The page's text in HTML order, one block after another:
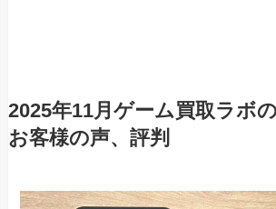
2025年11月ゲーム買取ラボ
お客様の声、評判